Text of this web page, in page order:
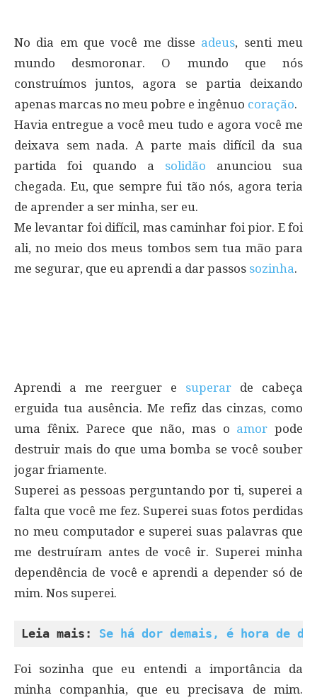
No dia em que você me disse adeus, senti meu
mundo desmoronar. O mundo que nós
construímos juntos, agora se partia deixando
apenas marcas no meu pobre e ingênuo coração.
Havia entregue a você meu tudo e agora você me
deixava sem nada. A parte mais difícil da sua
partida foi quando a solidão anunciou sua
chegada. Eu, que sempre fui tão nós, agora teria
de aprender a ser minha, ser eu.
Me levantar foi difícil, mas caminhar foi pior. E foi
ali, no meio dos meus tombos sem tua mão para
me segurar, que eu aprendi a dar passos sozinha.
Aprendi a me reerguer e superar de cabeça
erguida tua ausência. Me refiz das cinzas, como
uma fênix. Parece que não, mas o amor pode
destruir mais do que uma bomba se você souber
jogar friamente.
Superei as pessoas perguntando por ti, superei a
falta que você me fez. Superei suas fotos perdidas
no meu computador e superei suas palavras que
me destruíram antes de você ir. Superei minha
dependência de você e aprendi a depender só de
mim. Nos superei.
Leia mais: Se há dor demais, é hora de
Foi sozinha que eu entendi a importância da
minha companhia, que eu precisava de mim.